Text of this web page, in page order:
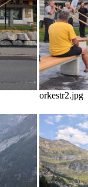
orkestr2.jpg